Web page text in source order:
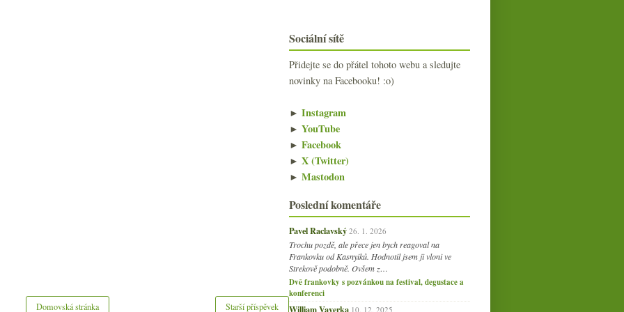
Starší příspěvek
Domovská stránka
Sociální sítě
Přidejte se do přátel tohoto webu a sledujte
novinky na Facebooku! :o)
► Instagram
► YouTube
► Facebook
► X (Twitter)
► Mastodon
Poslední komentáře
Pavel Raclavský 26. 1. 2026
Trochu pozdě, ale přece jen bych reagoval na
Frankovku od Kasnyiků. Hodnotil jsem ji vloni ve
Strekově podobně. Ovšem z…
Dvě frankovky s pozvánkou na festival, degustace a
konferenci
William Vaverka 10. 12. 2025